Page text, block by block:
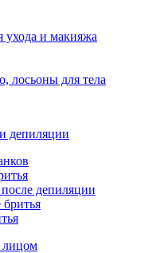
ухода и макияжа
лосьоны для тела
депиляции
депиляции
бритья
лицом